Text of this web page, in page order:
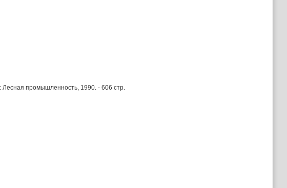
промышленность, 1990. - 606 стр.